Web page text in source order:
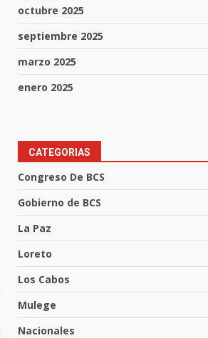
octubre 2025
septiembre 2025
marzo 2025
enero 2025
CATEGORIAS
Congreso De BCS
Gobierno de BCS
La Paz
Loreto
Los Cabos
Mulege
Nacionales